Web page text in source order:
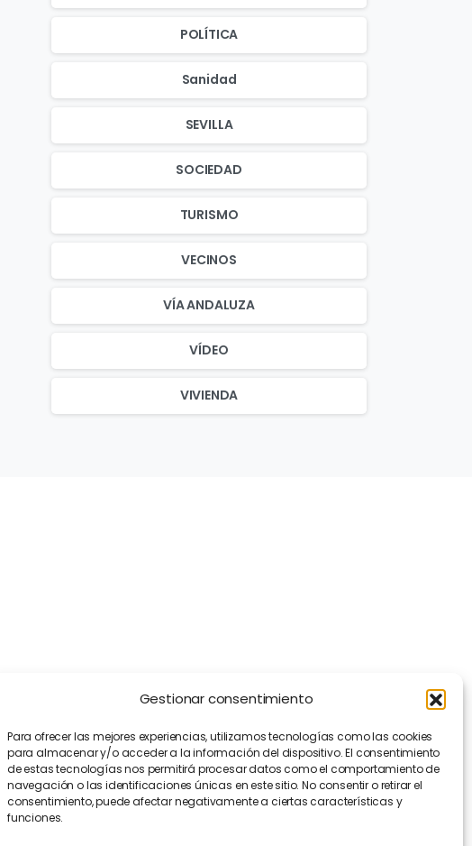
Gestionar consentimiento
Para ofrecer las mejores experiencias, utilizamos tecnologías como las cookies
para almacenar y/o acceder a la información del dispositivo. El consentimiento
de estas tecnologías nos permitirá procesar datos como el comportamiento de
navegación o las identificaciones únicas en este sitio. No consentir o retirar el
consentimiento, puede afectar negativamente a ciertas características y
funciones.
POLÍTICA
Sanidad
SEVILLA
SOCIEDAD
TURISMO
VECINOS
VÍA ANDALUZA
VÍDEO
VIVIENDA
Manifiesto EFA[EN]